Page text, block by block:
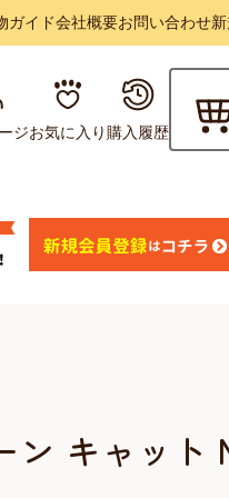
ガイド会社概要お問い合わせ
ジお気に入り購入履歴
ン キャット